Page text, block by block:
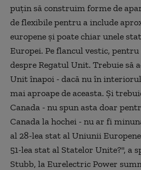
puţin să construim forme de
de flexibile pentru a include
europene şi poate chiar unele
Europei. Pe flancul vestic,
despre Regatul Unit. Trebuie să
Unit înapoi - dacă nu în
mai aproape de aceasta. Şi
Canada - nu spun asta doar
Canada la hochei - nu ar fi
al 28-lea stat al Uniunii
51-lea stat al Statelor Unite?", a
Stubb, la Eurelectric Power